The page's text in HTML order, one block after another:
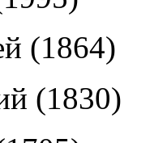
(1864)
(1830)